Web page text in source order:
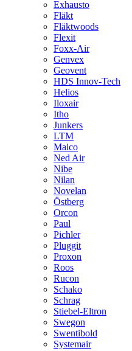
Exhausto
Fläkt
Fläktwoods
Flexit
Foxx-Air
Genvex
Geovent
HDS Innov-Tech
Helios
Iloxair
Itho
Junkers
LTM
Maico
Ned Air
Nibe
Nilan
Novelan
Östberg
Orcon
Paul
Pichler
Pluggit
Proxon
Roos
Rucon
Schako
Schrag
Stiebel-Eltron
Swegon
Swentibold
Systemair